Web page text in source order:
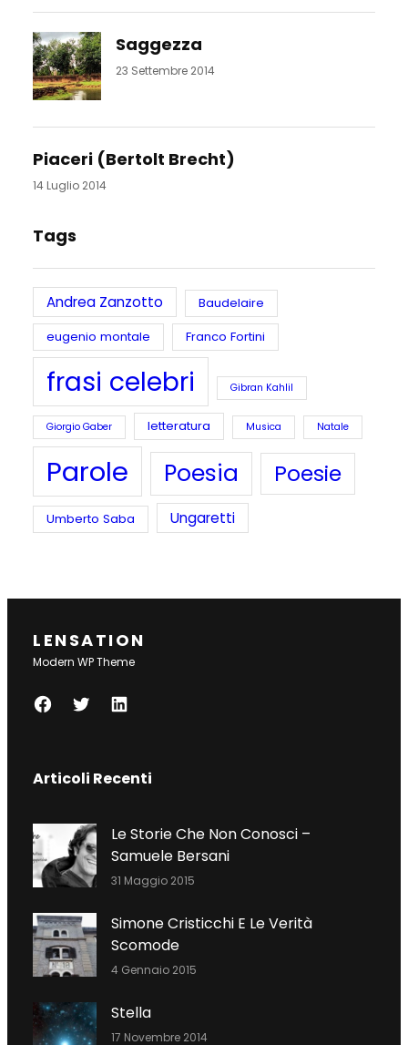
Saggezza
23 Settembre 2014
Piaceri (Bertolt Brecht)
14 Luglio 2014
Tags
Andrea Zanzotto
Baudelaire
eugenio montale
Franco Fortini
frasi celebri Gibran Kahlil
Giorgio Gaber letteratura Musica Natale
Parole Poesia Poesie
Umberto Saba Ungaretti
LENSATION
Modern WP Theme
F
E
O
O
K
T
T
E
R
L
K
N
Articoli Recenti
Le Storie Che Non Conosci –
Samuele Bersani
31 Maggio 2015
Simone Cristicchi E Le Verità
Scomode
4 Gennaio 2015
Stella
17 Novembre 2014